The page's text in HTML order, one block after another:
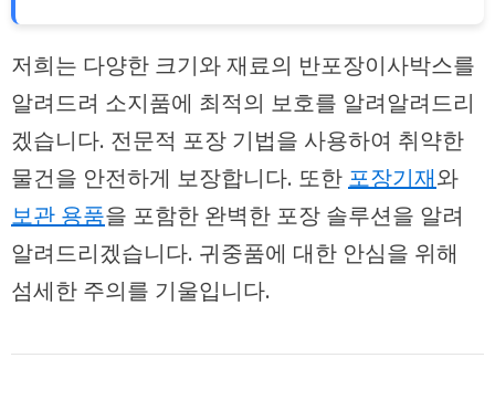
저희는 다양한 크기와 재료의 반포장이사박스를
알려드려 소지품에 최적의 보호를 알려알려드리
겠습니다. 전문적 포장 기법을 사용하여 취약한
물건을 안전하게 보장합니다. 또한 포장기재와
보관 용품을 포함한 완벽한 포장 솔루션을 알려
알려드리겠습니다. 귀중품에 대한 안심을 위해
섬세한 주의를 기울입니다.